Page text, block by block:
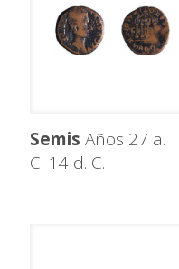
Semis Años 27 a.
C.-14 d. C.